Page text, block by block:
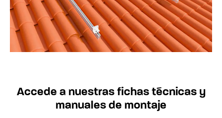
Accede a nuestras fichas técnicas y
manuales de montaje